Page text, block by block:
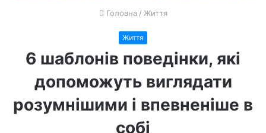
Головна / Життя
Життя
6 шаблонів поведінки, які
допоможуть виглядати
розумнішими і впевненіше в
собі